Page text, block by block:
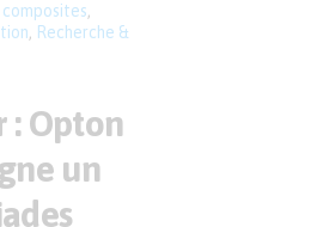
Recherche &
: Opton
un